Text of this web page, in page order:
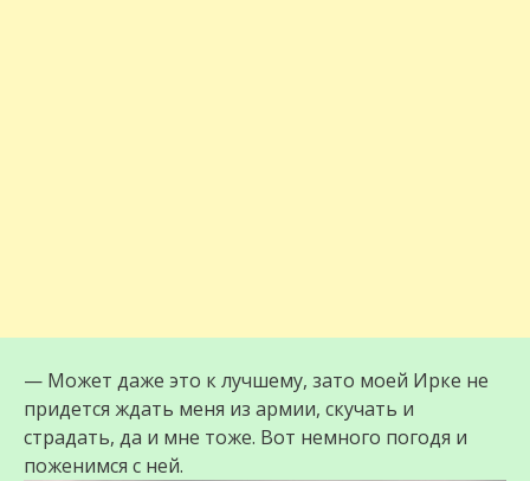
— Может даже это к лучшему, зато моей Ирке не
придется ждать меня из армии, скучать и
страдать, да и мне тоже. Вот немного погодя и
поженимся с ней.